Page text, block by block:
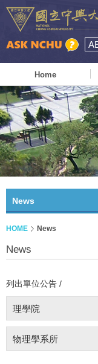
Home
News
HOME News
News
列出單位公告 /
理學院
物理學系所